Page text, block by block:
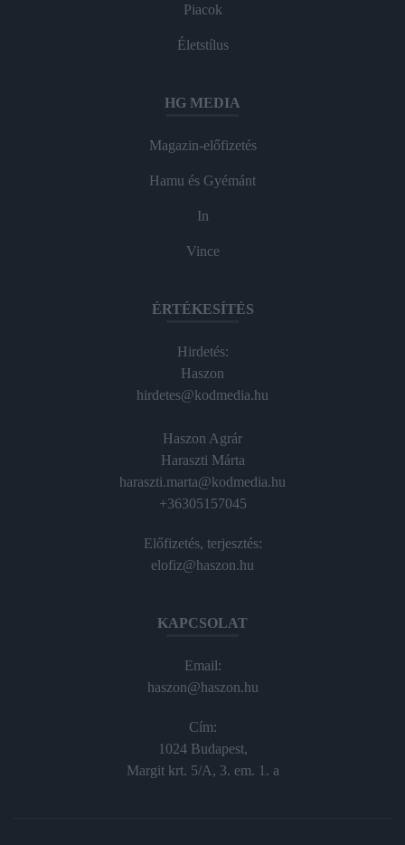
Piacok
Életstílus
HG MEDIA
Magazin-előfizetés
Hamu és Gyémánt
In
Vince
ÉRTÉKESÍTÉS
Hirdetés:
Haszon
hirdetes@kodmedia.hu
Haszon Agrár
Haraszti Márta
haraszti.marta@kodmedia.hu
+36305157045
Előfizetés, terjesztés:
elofiz@haszon.hu
KAPCSOLAT
Email:
haszon@haszon.hu
Cím:
1024 Budapest,
Margit krt. 5/A, 3. em. 1. a